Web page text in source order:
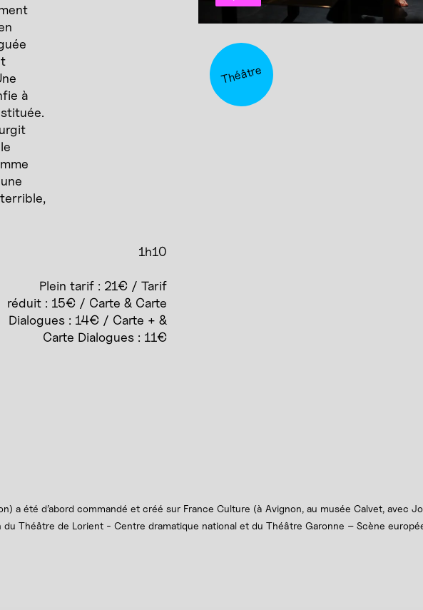
Théâtre
à
1h10
Plein tarif : 21€ / Tarif
réduit : 15€ / Carte & Carte
Dialogues : 14€ / Carte + &
Carte Dialogues : 11€
a été d’abord commandé et créé sur France Culture (à Avignon, au musée Calvet, avec
Théâtre de Lorient - Centre dramatique national et du Théâtre Garonne – Scène